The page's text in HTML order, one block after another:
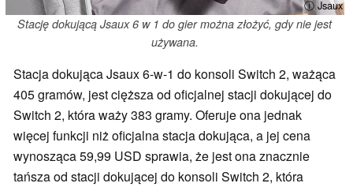
ⓘ Jsaux
Stację dokującą Jsaux 6 w 1 do gier można złożyć, gdy nie jest
używana.
Stacja dokująca Jsaux 6-w-1 do konsoli Switch 2, ważąca
405 gramów, jest cięższa od oficjalnej stacji dokującej do
Switch 2, która waży 383 gramy. Oferuje ona jednak
więcej funkcji niż oficjalna stacja dokująca, a jej cena
wynosząca 59,99 USD sprawia, że jest ona znacznie
tańsza od stacji dokującej do konsoli Switch 2, która